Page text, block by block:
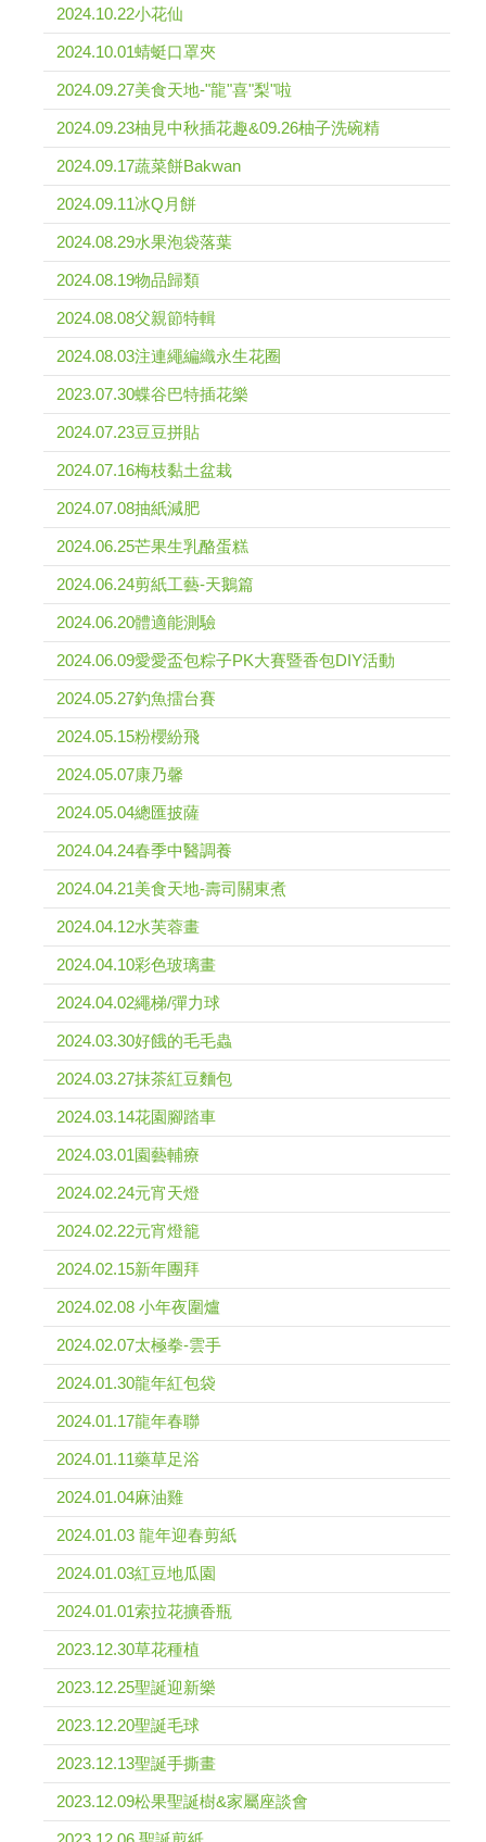
2024.10.22小花仙
2024.10.01蜻蜓口罩夾
2024.09.27美食天地-"龍"喜"梨"啦
2024.09.23柚見中秋插花趣&09.26柚子洗碗精
2024.09.17蔬菜餅Bakwan
2024.09.11冰Q月餅
2024.08.29水果泡袋落葉
2024.08.19物品歸類
2024.08.08父親節特輯
2024.08.03注連繩編織永生花圈
2023.07.30蝶谷巴特插花樂
2024.07.23豆豆拼貼
2024.07.16梅枝黏土盆栽
2024.07.08抽紙減肥
2024.06.25芒果生乳酪蛋糕
2024.06.24剪紙工藝-天鵝篇
2024.06.20體適能測驗
2024.06.09愛愛盃包粽子PK大賽暨香包DIY活動
2024.05.27釣魚擂台賽
2024.05.15粉櫻紛飛
2024.05.07康乃馨
2024.05.04總匯披薩
2024.04.24春季中醫調養
2024.04.21美食天地-壽司關東煮
2024.04.12水芙蓉畫
2024.04.10彩色玻璃畫
2024.04.02繩梯/彈力球
2024.03.30好餓的毛毛蟲
2024.03.27抹茶紅豆麵包
2024.03.14花園腳踏車
2024.03.01園藝輔療
2024.02.24元宵天燈
2024.02.22元宵燈籠
2024.02.15新年團拜
2024.02.08 小年夜圍爐
2024.02.07太極拳-雲手
2024.01.30龍年紅包袋
2024.01.17龍年春聯
2024.01.11藥草足浴
2024.01.04麻油雞
2024.01.03 龍年迎春剪紙
2024.01.03紅豆地瓜園
2024.01.01索拉花擴香瓶
2023.12.30草花種植
2023.12.25聖誕迎新樂
2023.12.20聖誕毛球
2023.12.13聖誕手撕畫
2023.12.09松果聖誕樹&家屬座談會